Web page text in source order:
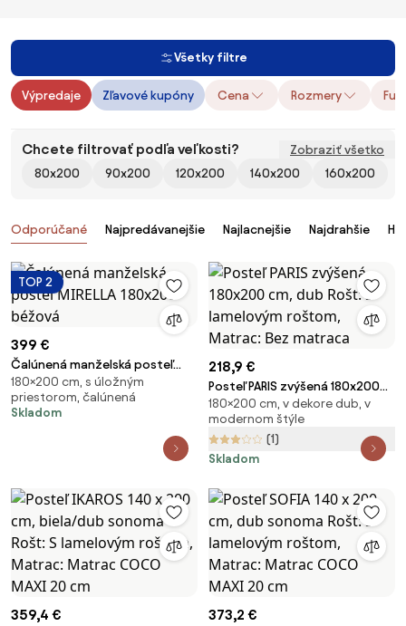
Všetky filtre
Výpredaje Zľavové kupóny Cena Rozmery
Chcete filtrovať podľa veľkosti?
Zobraziť všetko
80x200
90x200 120x200 140x200 160x200
Produkty
Odporúčané Najpredávanejšie Najlacnejšie Najdrahšie
TOP 2
399 €
Čalúnená manželská posteľ
MIRELLA 180x200 béžová
180×200 cm, s úložným
priestorom, čalúnená
Skladom
218,9 €
Posteľ PARIS zvýšená 180x200
cm, dub Rošt: S lamelovým
roštom, Matrac: Bez matraca
180×200 cm, v dekore dub, v
modernom štýle
(1)
Skladom
359,4 € 373,2 €